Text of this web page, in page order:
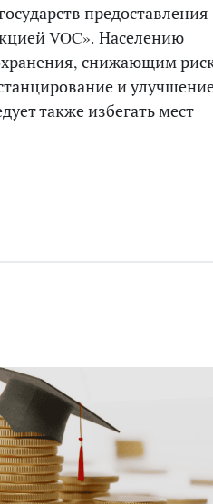
предоставления
VOC». Населению
снижающим
и
также избегать мест